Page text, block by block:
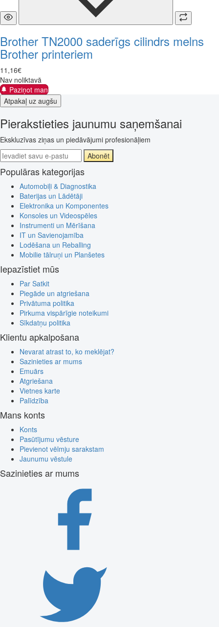
Brother TN2000 saderīgs cilindrs melns
Brother printeriem
11 ,16€
Nav noliktavā
Paziņot man
Atpakaļ uz augšu
Pierakstieties jaunumu saņemšanai
Ekskluzīvas ziņas un piedāvājumi profesionāļiem
Abonēt
Populāras kategorijas
Automobiļi & Diagnostika
Baterijas un Lādētāji
Elektronika un Komponentes
Konsoles un Videospēles
Instrumenti un Mērīšana
IT un Savienojamība
Lodēšana un Reballing
Mobilie tālruņi un Planšetes
Iepazīstiet mūs
Par Satkit
Piegāde un atgriešana
Privātuma politika
Pirkuma vispārīgie noteikumi
Sīkdatņu politika
Klientu apkalpošana
Nevarat atrast to, ko meklējat?
Sazinieties ar mums
Emuārs
Atgriešana
Vietnes karte
Palīdzība
Mans konts
Konts
Pasūtījumu vēsture
Pievienot vēlmju sarakstam
Jaunumu vēstule
Sazinieties ar mums